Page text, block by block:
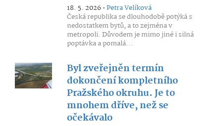
18. 5. 2026 •Petra Velíková
Česká republika se dlouhodobě potýká s
nedostatkem bytů, a to zejména v
metropoli. Důvodem je mimo jiné i silná
poptávka a pomalá...
Byl zveřejněn termín
dokončení kompletního
Pražského okruhu. Je to
mnohem dříve, než se
očekávalo